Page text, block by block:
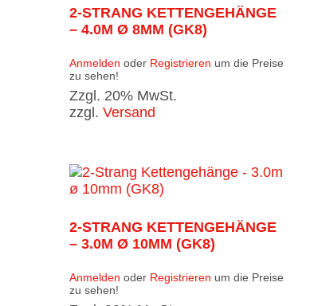
2-STRANG KETTENGEHÄNGE
– 4.0M Ø 8MM (GK8)
Anmelden oder Registrieren um die Preise
zu sehen!
Zzgl. 20% MwSt.
zzgl. Versand
2-STRANG KETTENGEHÄNGE
– 3.0M Ø 10MM (GK8)
Anmelden oder Registrieren um die Preise
zu sehen!